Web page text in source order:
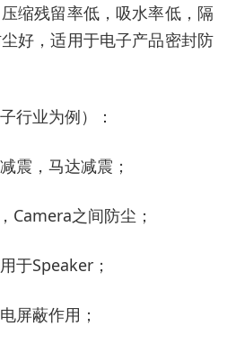
缩残留率低，吸水率低，隔
好，适用于电子产品密封防
行业为例）：
震，马达减震；
Camera之间防尘；
于Speaker；
屏蔽作用；